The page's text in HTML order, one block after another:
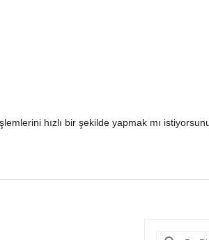
hızlı bir şekilde yapmak mı